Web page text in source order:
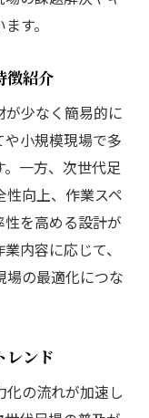
す。
徴紹介
が少なく簡易的に
小規模現場で多
一方、次世代足
向上、作業スペ
を高める設計が
内容に応じて、
場の最適化につな
レンド
の流れが加速し